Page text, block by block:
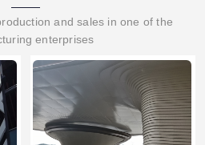
and sales in one of the
enterprises